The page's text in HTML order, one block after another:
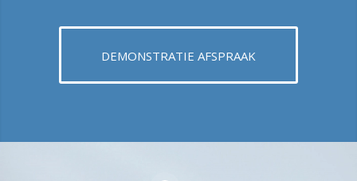
DEMONSTRATIE AFSPRAAK